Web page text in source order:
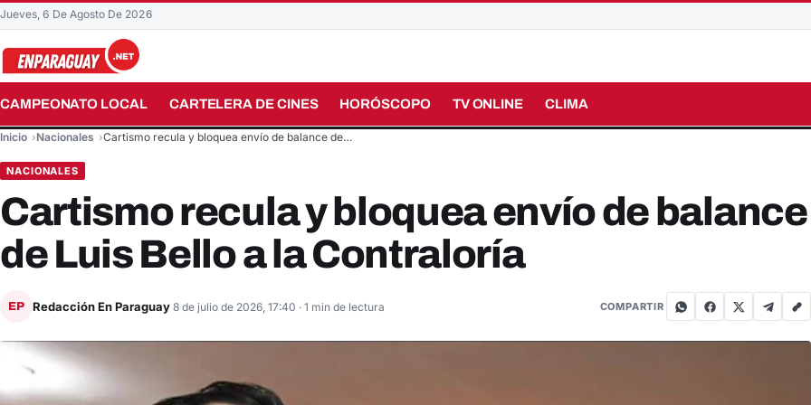
Jueves, 6 De Agosto De 2026
CAMPEONATO LOCAL CARTELERA DE CINES HORÓSCOPO TV ONLINE CLIMA
Buscar en el sitio
Inicio Nacionales Cartismo recula y bloquea envío de balance de…
NACIONALES
Cartismo recula y bloquea envío de balance
de Luis Bello a la Contraloría
EP Redacción En Paraguay 8 de julio de 2026, 17:40 · 1 min de lectura COMPARTIR